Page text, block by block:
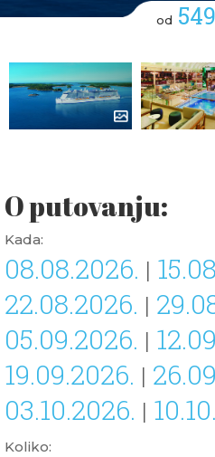
od
O putovanju:
Kada:
08.08.2026. |
22.08.2026. |
05.09.2026. |
19.09.2026. |
03.10.2026. |
Koliko: